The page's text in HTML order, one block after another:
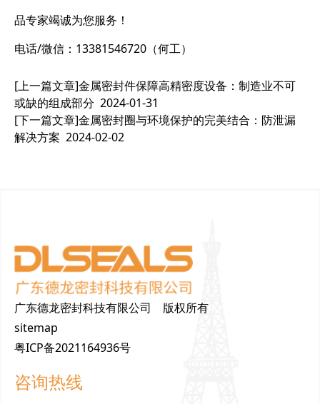
品专家竭诚为您服务！
电话/微信：13381546720（何工）
[上一篇文章]金属密封件保障高精密度设备：制造业不可
或缺的组成部分 2024-01-31
[下一篇文章]金属密封圈与环境保护的完美结合：防泄漏
解决方案 2024-02-02
广东德龙密封科技有限公司 版权所有
sitemap
粤ICP备2021164936号
咨询热线